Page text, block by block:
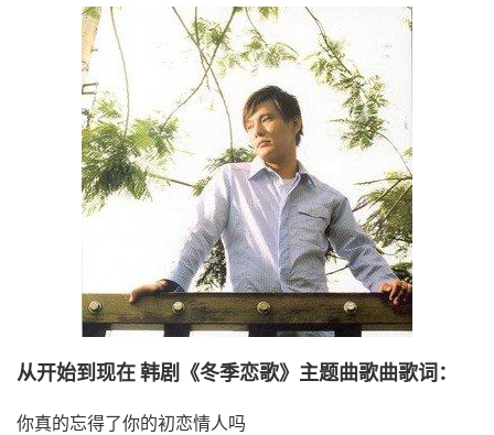
从开始到现在 韩剧《冬季恋歌》主题曲歌曲歌词：
你真的忘得了你的初恋情人吗